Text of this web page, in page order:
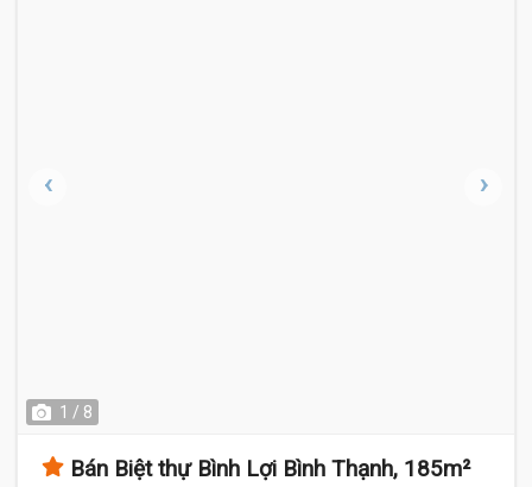
1 / 8
Bán Biệt thự Bình Lợi Bình Thạnh, 185m²